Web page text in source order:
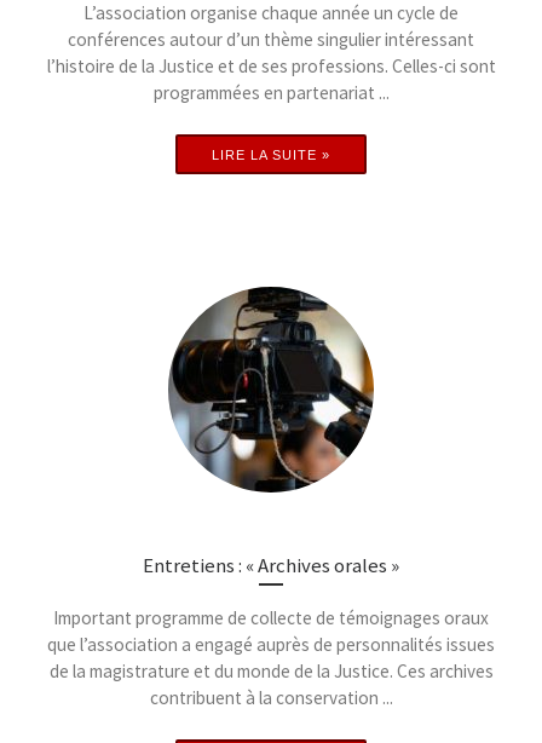
L’association organise chaque année un cycle de
conférences autour d’un thème singulier intéressant
l’histoire de la Justice et de ses professions. Celles-ci sont
programmées en partenariat ...
LIRE LA SUITE »
Entretiens : « Archives orales »
Important programme de collecte de témoignages oraux
que l’association a engagé auprès de personnalités issues
de la magistrature et du monde de la Justice. Ces archives
contribuent à la conservation ...